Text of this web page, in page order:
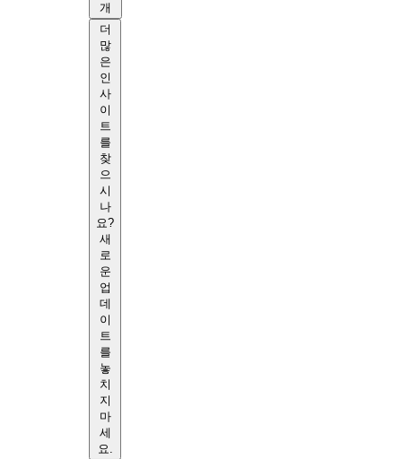
개
더
많
은
인
사
이
트
를
찾
으
시
나
요?
새
로
운
업
데
이
트
를
놓
치
지
마
세
요.